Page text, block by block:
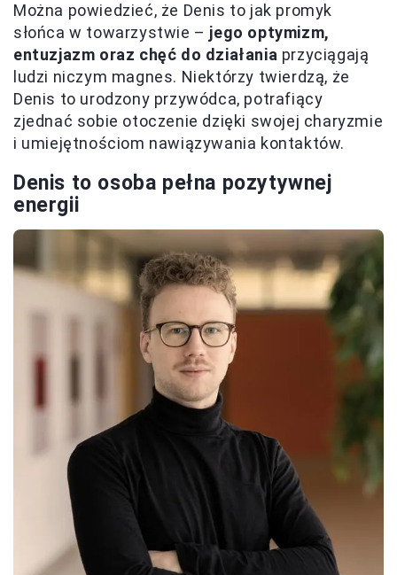
Można powiedzieć, że Denis to jak promyk
słońca w towarzystwie – jego optymizm,
entuzjazm oraz chęć do działania przyciągają
ludzi niczym magnes. Niektórzy twierdzą, że
Denis to urodzony przywódca, potrafiący
zjednać sobie otoczenie dzięki swojej charyzmie
i umiejętnościom nawiązywania kontaktów.
Denis to osoba pełna pozytywnej
energii